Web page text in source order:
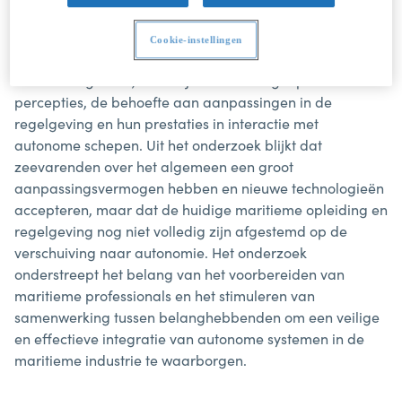
Dit onderzoek gaat in op de impact van maritieme
autonome oppervlakteschepen op officieren met een
percepties, de behoefte aan aanpassingen in de
regelgeving en hun prestaties in interactie met
autonome schepen. Uit het onderzoek blijkt dat
zeevarenden over het algemeen een groot
aanpassingsvermogen hebben en nieuwe technologieën
accepteren, maar dat de huidige maritieme opleiding en
regelgeving nog niet volledig zijn afgestemd op de
verschuiving naar autonomie. Het onderzoek
onderstreept het belang van het voorbereiden van
maritieme professionals en het stimuleren van
samenwerking tussen belanghebbenden om een veilige
en effectieve integratie van autonome systemen in de
maritieme industrie te waarborgen.
Cookie-instellingen